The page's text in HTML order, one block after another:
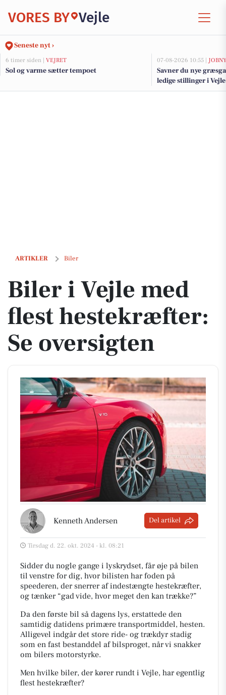
VORES BY Vejle
Seneste nyt ›
6 timer siden | VEJRET
Sol og varme sætter tempoet
07-08-2026 10:55 |
Savner du nye
ledige stillinger i
ARTIKLER Biler
Biler i Vejle med flest hestekræfter: Se oversigten
Biler i Vejle med
flest hestekræfter:
Se oversigten
Kenneth Andersen Del artikel
Tirsdag d. 22. okt. 2024 - kl. 08:21
Sidder du nogle gange i lyskrydset, får øje på bilen
til venstre for dig, hvor bilisten har foden på
speederen, der snerrer af indestængte hestekræfter,
og tænker “gad vide, hvor meget den kan trække?”
Da den første bil så dagens lys, erstattede den
samtidig datidens primære transportmiddel, hesten.
Alligevel indgår det store ride- og trækdyr stadig
som en fast bestanddel af bilsproget, når vi snakker
om bilers motorstyrke.
Men hvilke biler, der kører rundt i Vejle, har egentlig
flest hestekræfter?